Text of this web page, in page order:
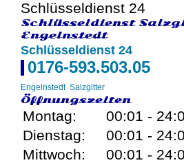
Schlüsseldienst
Engelnstedt
Schlüsseldienst 24
0176-593.503.05
Engelnstedt Salzgitter
Öffnungszeiten
Montag:
00:01 -
Dienstag:
00:01 -
Mittwoch:
00:01 -